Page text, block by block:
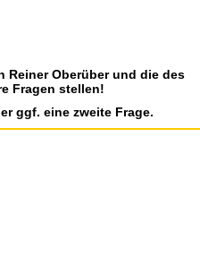
Reiner Oberüber und die des
Fragen stellen!
ggf. eine zweite Frage.